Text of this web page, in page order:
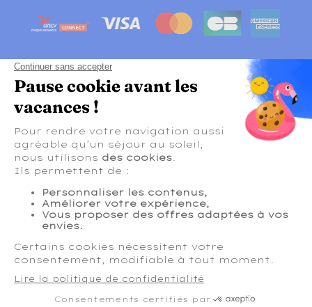
Cliquez-ici pour modifier vos préférences en
matières de cookies
CGV
Politique de confidentialité
Sitemap
Accessibilité numérique